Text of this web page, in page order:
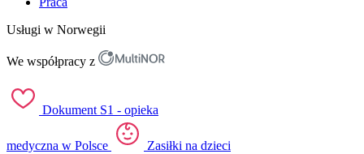
Usługi w Norwegii
We współpracy z
Dokument S1 - opieka
medyczna w Polsce Zasiłki na dzieci